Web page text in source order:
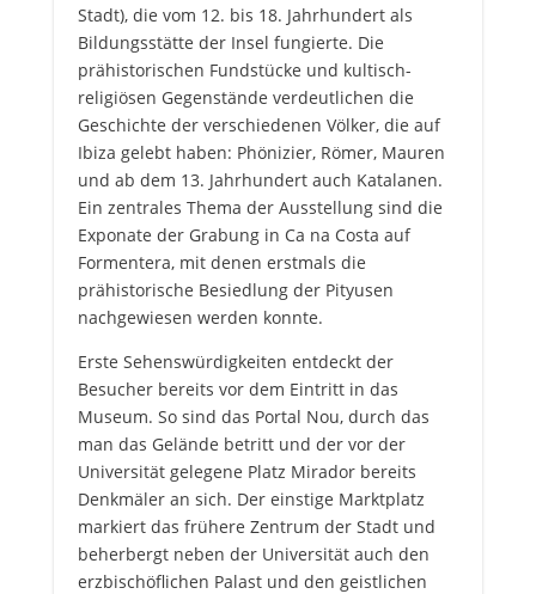
Stadt), die vom 12. bis 18. Jahrhundert als
Bildungsstätte der Insel fungierte. Die
prähistorischen Fundstücke und kultisch-
religiösen Gegenstände verdeutlichen die
Geschichte der verschiedenen Völker, die auf
Ibiza gelebt haben: Phönizier, Römer, Mauren
und ab dem 13. Jahrhundert auch Katalanen.
Ein zentrales Thema der Ausstellung sind die
Exponate der Grabung in Ca na Costa auf
Formentera, mit denen erstmals die
prähistorische Besiedlung der Pityusen
nachgewiesen werden konnte.
Erste Sehenswürdigkeiten entdeckt der
Besucher bereits vor dem Eintritt in das
Museum. So sind das Portal Nou, durch das
man das Gelände betritt und der vor der
Universität gelegene Platz Mirador bereits
Denkmäler an sich. Der einstige Marktplatz
markiert das frühere Zentrum der Stadt und
beherbergt neben der Universität auch den
erzbischöflichen Palast und den geistlichen